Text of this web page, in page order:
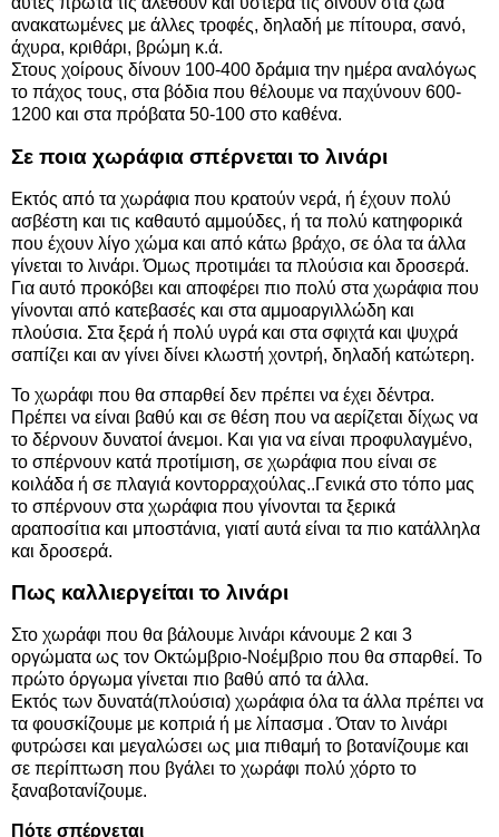
ανακατωμένες με άλλες τροφές, δηλαδή με πίτουρα, σανό,
άχυρα, κριθάρι, βρώμη κ.ά.
Στους χοίρους δίνουν 100-400 δράμια την ημέρα αναλόγως
το πάχος τους, στα βόδια που θέλουμε να παχύνουν 600-
1200 και στα πρόβατα 50-100 στο καθένα.
Σε ποια χωράφια σπέρνεται το λινάρι
Εκτός από τα χωράφια που κρατούν νερά, ή έχουν πολύ
ασβέστη και τις καθαυτό αμμούδες, ή τα πολύ κατηφορικά
που έχουν λίγο χώμα και από κάτω βράχο, σε όλα τα άλλα
γίνεται το λινάρι. Όμως προτιμάει τα πλούσια και δροσερά.
Για αυτό προκόβει και αποφέρει πιο πολύ στα χωράφια που
γίνονται από κατεβασές και στα αμμοαργιλλώδη και
πλούσια. Στα ξερά ή πολύ υγρά και στα σφιχτά και ψυχρά
σαπίζει και αν γίνει δίνει κλωστή χοντρή, δηλαδή κατώτερη.
Το χωράφι που θα σπαρθεί δεν πρέπει να έχει δέντρα.
Πρέπει να είναι βαθύ και σε θέση που να αερίζεται δίχως να
το δέρνουν δυνατοί άνεμοι. Και για να είναι προφυλαγμένο,
το σπέρνουν κατά προτίμιση, σε χωράφια που είναι σε
κοιλάδα ή σε πλαγιά κοντορραχούλας..Γενικά στο τόπο μας
το σπέρνουν στα χωράφια που γίνονται τα ξερικά
αραποσίτια και μποστάνια, γιατί αυτά είναι τα πιο κατάλληλα
και δροσερά.
Πως καλλιεργείται το λινάρι
Στο χωράφι που θα βάλουμε λινάρι κάνουμε 2 και 3
οργώματα ως τον Οκτώμβριο-Νοέμβριο που θα σπαρθεί. Το
πρώτο όργωμα γίνεται πιο βαθύ από τα άλλα.
Εκτός των δυνατά(πλούσια) χωράφια όλα τα άλλα πρέπει να
τα φουσκίζουμε με κοπριά ή με λίπασμα . Όταν το λινάρι
φυτρώσει και μεγαλώσει ως μια πιθαμή το βοτανίζουμε και
σε περίπτωση που βγάλει το χωράφι πολύ χόρτο το
ξαναβοτανίζουμε.
Πότε σπέρνεται